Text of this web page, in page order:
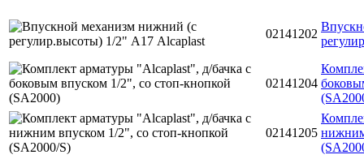
02141202
02141204
02141205